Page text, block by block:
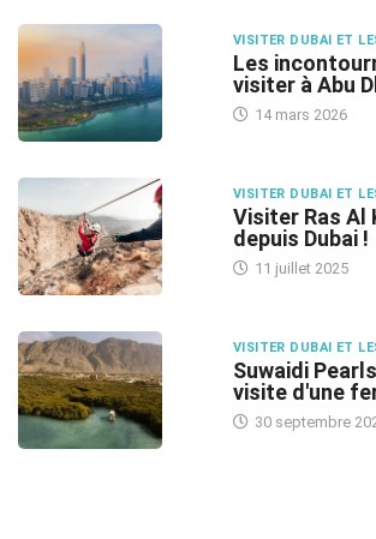
VISITER DUBAI ET
Les
visiter à Abu
14 mars 2026
VISITER DUBAI ET
Visiter Ras Al
depuis Dubai !
11 juillet 2025
VISITER DUBAI ET
Suwaidi
visite d'une
30 septembre